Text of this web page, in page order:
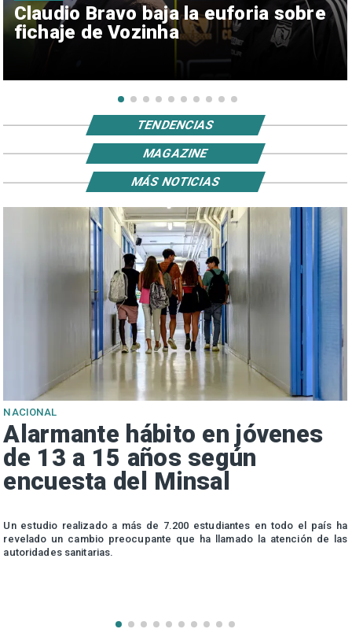
Claudio Bravo baja la euforia sobre
fichaje de Vozinha
TENDENCIAS
MAGAZINE
NACIONAL
Alarmante hábito en jóvenes
de 13 a 15 años según
encuesta del Minsal
Un estudio realizado a más de 7.200 estudiantes en todo el país ha
revelado un cambio preocupante que ha llamado la atención de las
autoridades sanitarias.
MÁS NOTICIAS